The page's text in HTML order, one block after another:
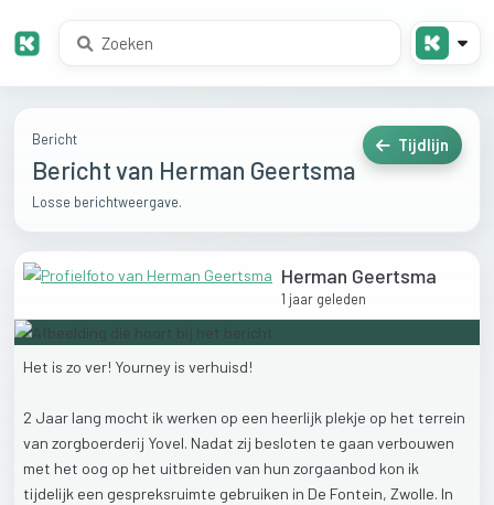
Bericht
Bericht van Herman Geertsma
Losse berichtweergave.
Tijdlijn
Herman Geertsma
1 jaar geleden
Het is zo ver! Yourney is verhuisd!
2 Jaar lang mocht ik werken op een heerlijk plekje op het terrein
van zorgboerderij Yovel. Nadat zij besloten te gaan verbouwen
met het oog op het uitbreiden van hun zorgaanbod kon ik
tijdelijk een gespreksruimte gebruiken in De Fontein, Zwolle. In